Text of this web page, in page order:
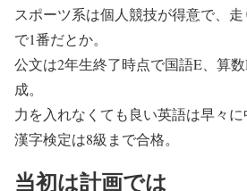
スポーツ系は個人競技が得意で、
で1番だとか。
公文は2年生終了時点で国語E、算
成。
力を入れなくても良い英語は早々に
漢字検定は8級まで合格。
当初は計画では